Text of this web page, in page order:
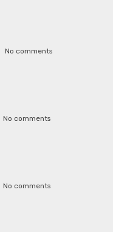
No comments
No comments
No comments